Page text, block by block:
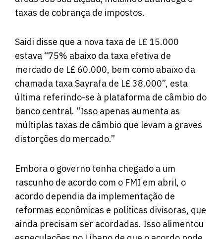
taxas de cobrança de impostos.
Saidi disse que a nova taxa de L£ 15.000
estava “75% abaixo da taxa efetiva de
mercado de L£ 60.000, bem como abaixo da
chamada taxa Sayrafa de L£ 38.000”, esta
última referindo-se à plataforma de câmbio do
banco central. “Isso apenas aumenta as
múltiplas taxas de câmbio que levam a graves
distorções do mercado.”
Embora o governo tenha chegado a um
rascunho de acordo com o FMI em abril, o
acordo dependia da implementação de
reformas econômicas e políticas divisoras, que
ainda precisam ser acordadas. Isso alimentou